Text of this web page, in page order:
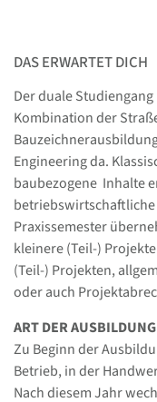
DAS ERWARTET DICH
Der duale
Kombination der
Engineering da.
baubezogene Inhalte
Praxissemester
kleinere (Teil-)
(Teil-) Projekten,
oder auch
ART DER AUSBILDUNG
Zu Beginn der
Betrieb, in der
Nach diesem Jahr